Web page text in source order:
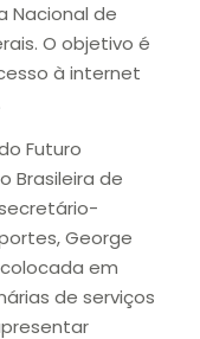
Nacional de
O objetivo é
à internet
Futuro
Brasileira de
George
em
de serviços